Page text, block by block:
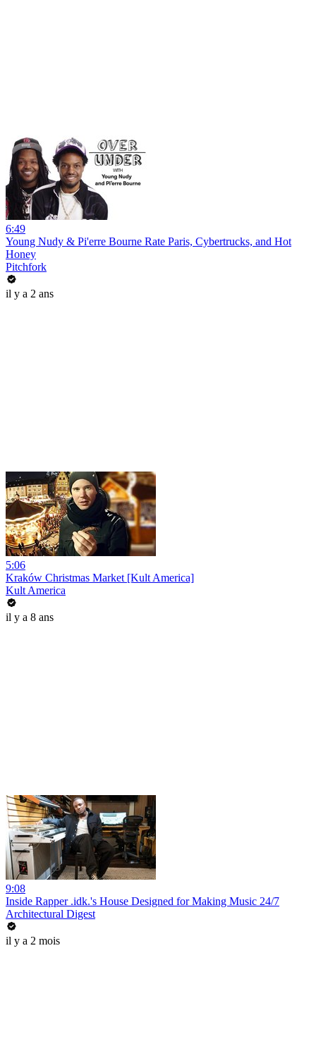
6:49
Young Nudy & Pi'erre Bourne Rate Paris, Cybertrucks, and Hot
Honey
Pitchfork
il y a 2 ans
5:06
Kraków Christmas Market [Kult America]
Kult America
il y a 8 ans
9:08
Inside Rapper .idk.'s House Designed for Making Music 24/7
Architectural Digest
il y a 2 mois